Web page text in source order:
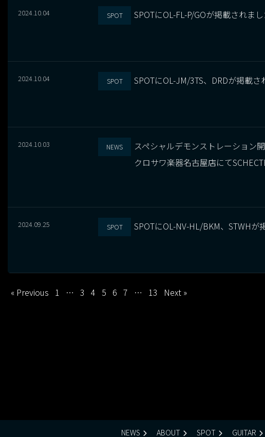
2024.10.04 SPOT SPOTにOL-FL-P/GOが掲載されま
2024.10.04 SPOT SPOTにOL-JM/3TS、DRDが掲載さ
2024.10.03 NEWS
スペシャルデモンストレ
クロサワ楽器名古屋店にて
2024.09.25 SPOT SPOTにOL-NV-HL/BKM、STWHが
« Previous 1 … 3 4 5 6 7 … 13 Next »
NEWS ABOUT SPOT GUITAR